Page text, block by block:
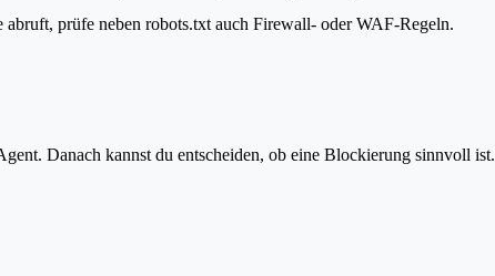
prüfe neben robots.txt auch Firewall- oder WAF-Regeln.
Danach kannst du entscheiden, ob eine Blockierung sinnvoll ist.